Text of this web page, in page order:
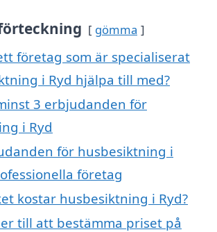
gömma
företag som är specialiserat
i Ryd hjälpa till med?
3 erbjudanden för
i Ryd
för husbesiktning i
företag
kostar husbesiktning i Ryd?
till att bestämma priset på